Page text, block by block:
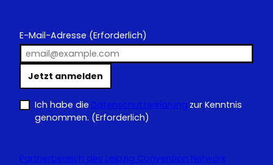
E-Mail-Adresse (Erforderlich)
Jetzt anmelden
Ich habe die Datenschutzerklärung zur Kenntnis
genommen. (Erforderlich)
Partnerbereich des Leipzig Convention Network